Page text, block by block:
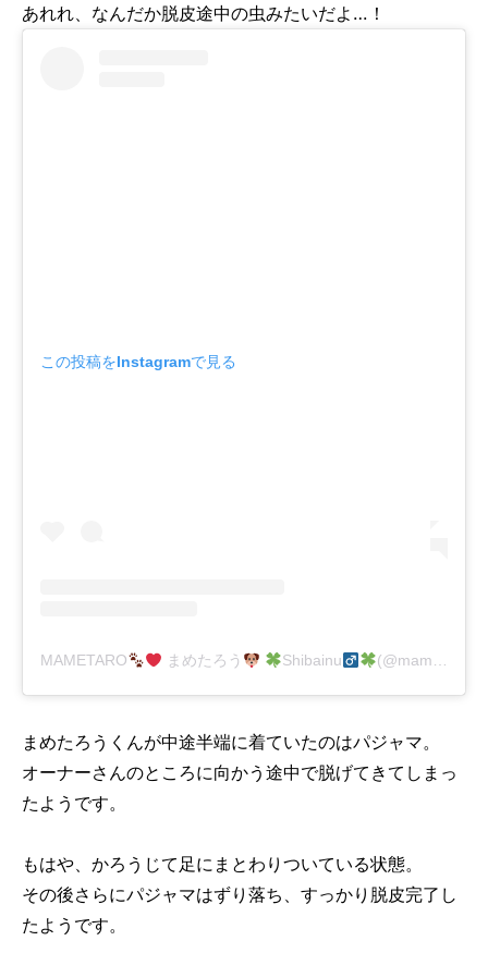
あれれ、なんだか脱皮途中の虫みたいだよ…！
この投稿をInstagramで見る
MAMETARO まめたろう Shibainu (@mamemama0427)がシェアした投稿
まめたろうくんが中途半端に着ていたのはパジャマ。
オーナーさんのところに向かう途中で脱げてきてしまっ
たようです。
もはや、かろうじて足にまとわりついている状態。
その後さらにパジャマはずり落ち、すっかり脱皮完了し
たようです。